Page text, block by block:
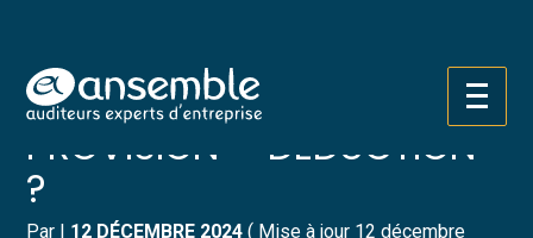
Aller
au
Créer et reprendre une activité
Gérer votre quotidien
Piloter votre entreprise
Pilotez votre gestion
Suivre votre comptabilité
Gérer vos ressources humaines
CHÈQUES CADEAUX =
PROVISION = DÉDUCTION
?
Par | 12 DÉCEMBRE 2024 ( Mise à jour 12 décembre